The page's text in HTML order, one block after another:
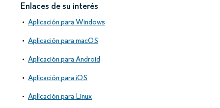
Enlaces de su interés
Aplicación para Windows
Aplicación para macOS
Aplicación para Android
Aplicación para iOS
Aplicación para Linux